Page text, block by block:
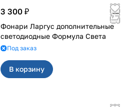
3 300 ₽
Фонари Ларгус дополнительные
светодиодные Формула Света
Под заказ
В корзину